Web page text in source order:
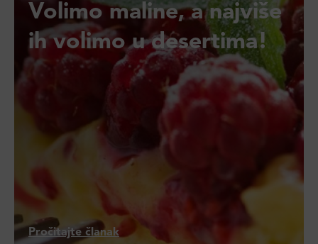
Volimo maline, a najviše
ih volimo u desertima!
Pročitajte članak